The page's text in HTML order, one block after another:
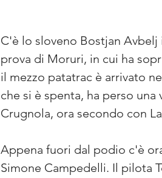
C'è lo sloveno Bostjan
prova di Moruri, in cui ha
il mezzo patatrac è arrivato
che si è spenta, ha perso
Crugnola, ora secondo con
Appena fuori dal podio c'è
Simone Campedelli. Il pilota